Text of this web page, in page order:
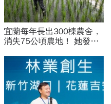
宜蘭每年長出300棟農舍，
消失75公頃農地！ 她發起
集資守護一塊田